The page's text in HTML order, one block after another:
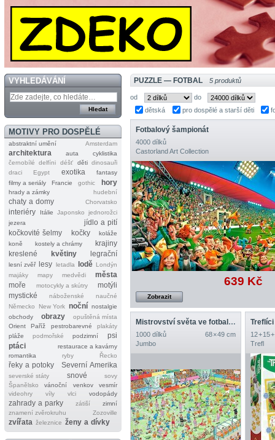
VYHLEDÁVÁNÍ
MOTIVY PRO DOSPĚLÉ
abstraktní umění Amsterdam
architektura auta
cyklistika
černobílé
delfíni déšť děti dinosauři
draci
Egypt exotika
fantasy
filmy a seriály
Francie gothic hory
hrady a zámky hudební
chaty a domy Chorvatsko
interiéry Itálie Japonsko
jednorožci
jezera
jídlo a pití
kočkovité šelmy
kočky
koláže
koně
kostely a chrámy
krajiny
kreslené
květiny legrační
lesní zvěř lesy letadla lodě Londýn
majáky
mapy medvědi
města
moře
motocykly a skútry
motýli
mystické
náboženské
naučné
Německo
New York noční nostalgie
obchody
obrazy
opuštěná místa
Orient
Paříž pestrobarevné
plakáty
pláže
podmořské podzimní
psi
ptáci
restaurace a kavárny
romantika
ryby Řecko
řeky a potoky Severní Amerika
severské státy snové
sovy
Španělsko
vánoční venkov
vesmír
videohry
víly vlci vodopády
zahrady a parky zátiší
zimní
znamení zvěrokruhu
Zozoville
zvířata železnice ženy a dívky
PUZZLE — FOTBAL 5 produktů
od
do
dětská
pro dospělé a starší děti
Fotbalový šampionát
4000 dílků
Castorland Art Collection
639 Kč
Zobrazit
Mistrovství světa ve fotbale žen
1000 dílků
68 × 49 cm
Jumbo
12 + 15
Trefl